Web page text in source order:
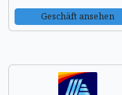
Geschäft ansehen